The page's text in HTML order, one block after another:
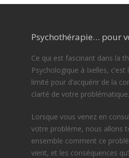
Psychothérapie… pour
Ce qui est fascinant dans la
Psychologique à Ixelles,
limité pour d’acquérir de la
clarté de votre problématique.
Lorsque vous venez en
votre problème, nous allons
ensemble comment ce
vient, et les conséquences